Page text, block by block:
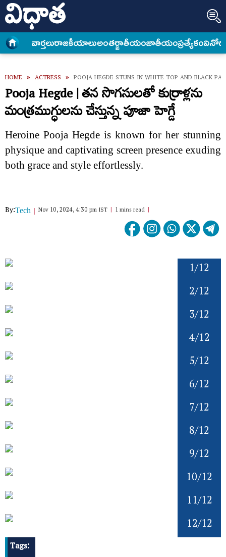
వార్త‌లురాజకీయాలుఅంత‌ర్జాతీయంజాతీయంప్రత్యేకం
HOME » ACTRESS » POOJA HEGDE STUNS IN WHITE TOP AND BLACK
Pooja Hegde | తన సొగసులతో కుర్రాళ్లను
మంత్రముగ్ధులను చేస్తున్న పూజా హెగ్డే
Heroine Pooja Hegde is known for her stunning
physique and captivating screen presence exuding
both grace and style effortlessly.
By:Tech Nov 10, 2024, 4:30 pm IST 1 mins read
1/12
2/12
3/12
4/12
5/12
6/12
7/12
8/12
9/12
10/12
11/12
12/12
Tags: